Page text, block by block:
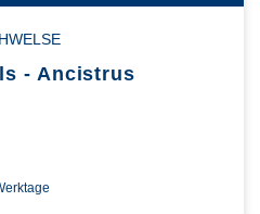
- Ancistrus